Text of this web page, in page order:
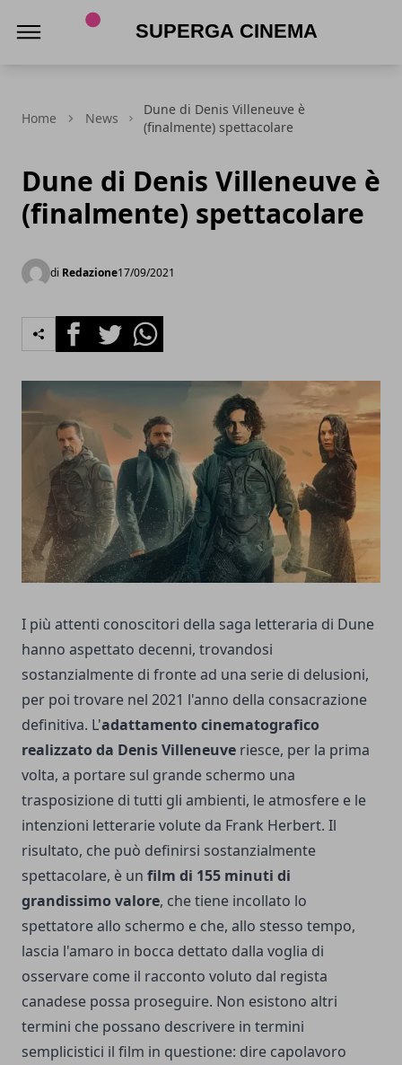
Home News
Dune di Denis Villeneuve è
(finalmente) spettacolare
Dune di Denis Villeneuve è
(finalmente) spettacolare
di Redazione17/09/2021
FacebookTwitterWhatsapp
I più attenti conoscitori della saga letteraria di Dune
hanno aspettato decenni, trovandosi
sostanzialmente di fronte ad una serie di delusioni,
per poi trovare nel 2021 l'anno della consacrazione
definitiva. L'adattamento cinematografico
realizzato da Denis Villeneuve riesce, per la prima
volta, a portare sul grande schermo una
trasposizione di tutti gli ambienti, le atmosfere e le
intenzioni letterarie volute da Frank Herbert. Il
risultato, che può definirsi sostanzialmente
spettacolare, è un film di 155 minuti di
grandissimo valore, che tiene incollato lo
spettatore allo schermo e che, allo stesso tempo,
lascia l'amaro in bocca dettato dalla voglia di
osservare come il racconto voluto dal regista
canadese possa proseguire. Non esistono altri
termini che possano descrivere in termini
semplicistici il film in questione: dire capolavoro